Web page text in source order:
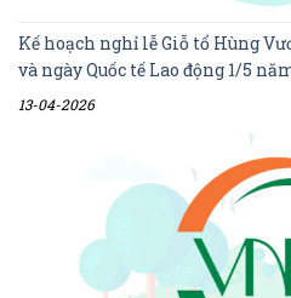
Kế hoạch nghỉ lễ Giỗ tổ Hùng
và ngày Quốc tế Lao động 1/5
13-04-2026